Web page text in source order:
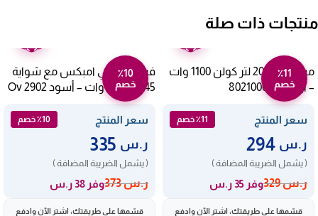
منتجات ذات صلة
٪11
خصم
ميكروويف 20 لتر كولن 1100 وات
– أبيض 802100002
سعر المنتج ٪11 خصم
ر.س
( يشمل الضريبة المضافة )
ر.س329 وفر 35 ر.س
قسّمها على طريقتك، اشترِ الآن وادفع
٪10
خصم
فرن كهربائي امبكس مع شواية
45 لتر 1800 وات – أسود Ov 2902
سعر المنتج ٪10 خصم
ر.س
( يشمل الضريبة المضافة )
ر.س373 وفر 38 ر.س
قسّمها على طريقتك، اشترِ الآن وادفع